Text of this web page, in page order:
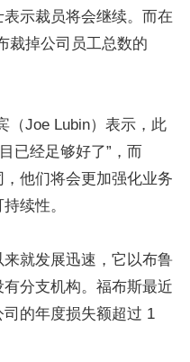
示裁员将会继续。而在
裁掉公司员工总数的
（Joe Lubin）表示，此
已经足够好了”，而
他们将会更加强化业务
续性。
就发展迅速，它以布鲁
分支机构。福布斯最近
的年度损失额超过 1